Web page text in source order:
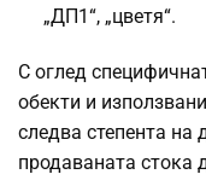
„ДП1“, „цветя“.
С оглед
обекти и
следва степента на
продаваната стока